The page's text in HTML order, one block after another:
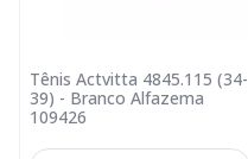
Tênis Actvitta 4845.115 (34-
39) - Branco Alfazema
109426